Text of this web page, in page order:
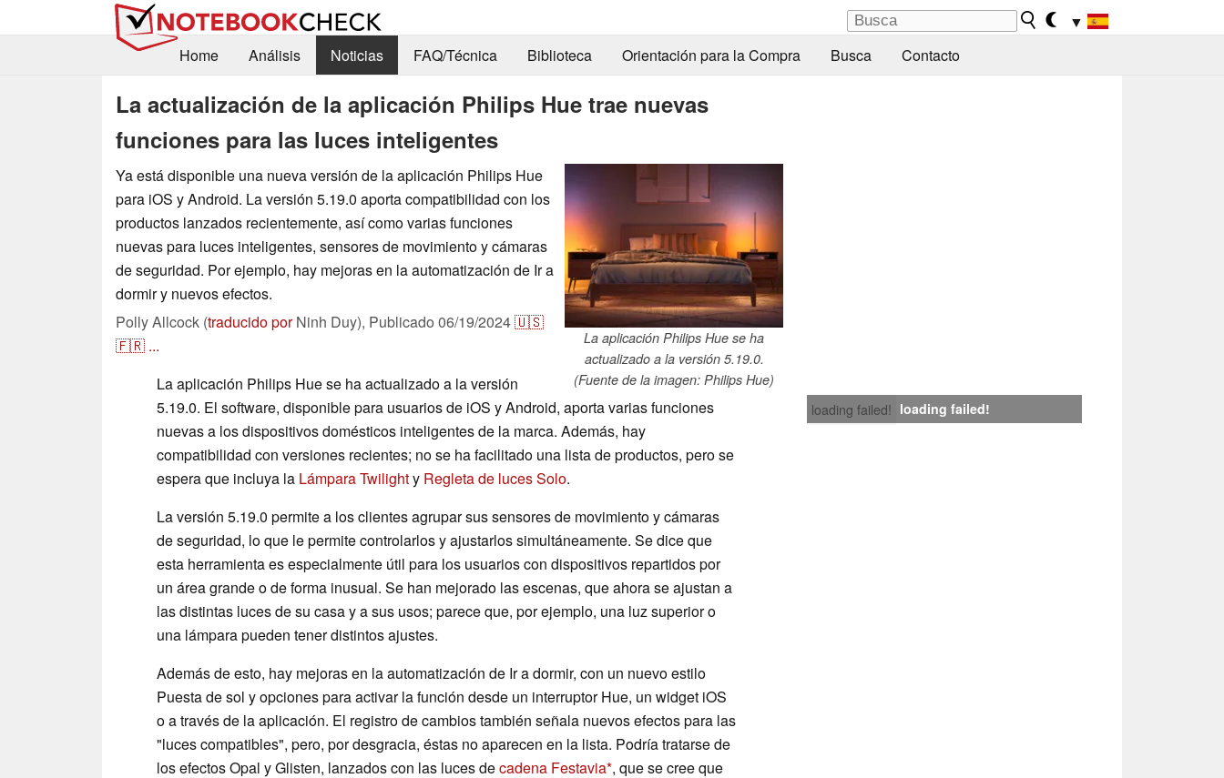
▼
Home
Análisis Noticias FAQ/Técnica Biblioteca Orientación para la Compra Busca Contacto
La actualización de la aplicación Philips Hue trae nuevas
funciones para las luces inteligentes
La aplicación Philips Hue se ha
actualizado a la versión 5.19.0.
(Fuente de la imagen: Philips Hue)
Ya está disponible una nueva versión de la aplicación Philips Hue
para iOS y Android. La versión 5.19.0 aporta compatibilidad con los
productos lanzados recientemente, así como varias funciones
nuevas para luces inteligentes, sensores de movimiento y cámaras
de seguridad. Por ejemplo, hay mejoras en la automatización de Ir a
dormir y nuevos efectos.
Polly Allcock (traducido porNinh Duy), Publicado 06/19/2024🇺🇸
🇫🇷 ...
loading failed! loading failed!
La aplicación Philips Hue se ha actualizado a la versión
5.19.0. El software, disponible para usuarios de iOS y Android, aporta varias funciones
nuevas a los dispositivos domésticos inteligentes de la marca. Además, hay
compatibilidad con versiones recientes; no se ha facilitado una lista de productos, pero se
espera que incluya la Lámpara Twilighty Regleta de luces Solo.
La versión 5.19.0 permite a los clientes agrupar sus sensores de movimiento y cámaras
de seguridad, lo que le permite controlarlos y ajustarlos simultáneamente. Se dice que
esta herramienta es especialmente útil para los usuarios con dispositivos repartidos por
un área grande o de forma inusual. Se han mejorado las escenas, que ahora se ajustan a
las distintas luces de su casa y a sus usos; parece que, por ejemplo, una luz superior o
una lámpara pueden tener distintos ajustes.
Además de esto, hay mejoras en la automatización de Ir a dormir, con un nuevo estilo
Puesta de sol y opciones para activar la función desde un interruptor Hue, un widget iOS
o a través de la aplicación. El registro de cambios también señala nuevos efectos para las
"luces compatibles", pero, por desgracia, éstas no aparecen en la lista. Podría tratarse de
los efectos Opal y Glisten, lanzados con las luces decadena Festavia , que se cree que